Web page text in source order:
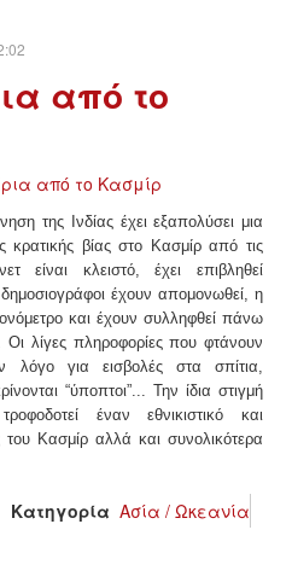
/ ΒΑΛΚΆΝΙΑ
ΕΥΡΏΠΗ
/ ΒΌΡΕΙΑ ΑΦΡΙΚΉ
ΑΜΕΡΙΚΉ
ΑΜΕΡΙΚΉ
από το
της Ινδίας έχει εξαπολύσει μια
κρατικής βίας στο Κασμίρ από τις
είναι κλειστό, έχει επιβληθεί
δημοσιογράφοι έχουν απομονωθεί, η
και έχουν συλληφθεί πάνω
λίγες πληροφορίες που φτάνουν
για εισβολές στα σπίτια,
“ύποπτοι”... Την ίδια στιγμή
έναν εθνικιστικό και
Κασμίρ αλλά και συνολικότερα
Κατηγορία Ασία / Ωκεανία